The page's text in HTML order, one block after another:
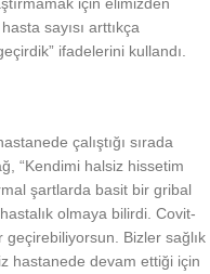
sayısı arttıkça
ifadelerini kullandı.
çalıştığı sırada
“Kendimi halsiz hissetim
şartlarda basit bir gribal
olmaya bilirdi. Covit-
geçirebiliyorsun. Bizler sağlık
hastanede devam ettiği için